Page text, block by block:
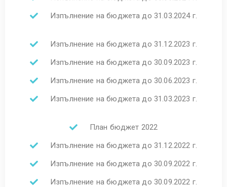
Изпълнение на бюджета до 31.03.2024 г.
Изпълнение на бюджета до 31.12.2023 г.
Изпълнение на бюджета до 30.09.2023 г.
Изпълнение на бюджета до 30.06.2023 г.
Изпълнение на бюджета до 31.03.2023 г.
План бюджет 2022
Изпълнение на бюджета до 31.12.2022 г.
Изпълнение на бюджета до 30.09.2022 г.
Изпълнение на бюджета до 30.09.2022 г.